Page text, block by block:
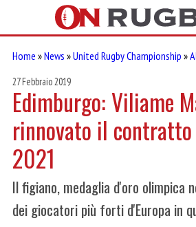
Home »News »United Rugby Championship »
27 Febbraio 2019
Edimburgo: Viliame
rinnovato il
2021
Il figiano, medaglia d'oro olimpica
dei giocatori più forti d'Europa in